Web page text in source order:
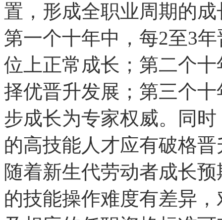
置，形成全职业周期的
第一个十年中，每2至3
位上正常成长；第二个
择优晋升发展；第三个
步成长为专家权威。同
的高技能人才应有破格
随着新生代劳动者成长
的技能操作难度有差异